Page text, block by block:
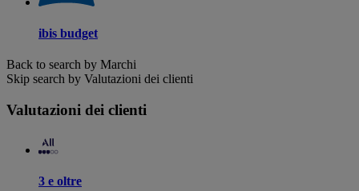
ibis budget
Back to search by Marchi
Skip search by Valutazioni dei clienti
Valutazioni dei clienti
3 e oltre